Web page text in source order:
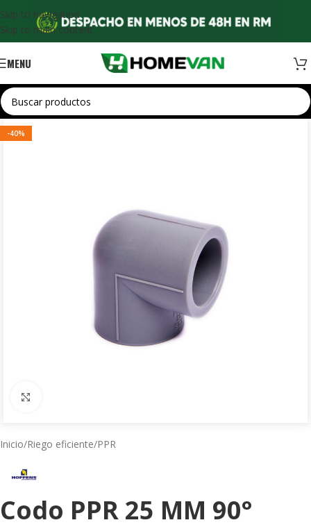
Skip to navigation
Skip to main content
MENU
-40%
Inicio/Riego eficiente/PPR
Codo PPR 25 MM 90°